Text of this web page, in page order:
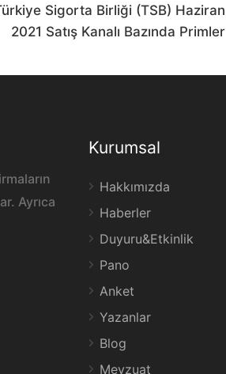
Sigorta Birliği (TSB) Haziran
2021 Satış Kanalı Bazında Primler
Ayrıca
Kurumsal
Hakkımızda
Haberler
Duyuru&Etkinlik
Pano
Anket
Yazanlar
Blog
Mevzuat